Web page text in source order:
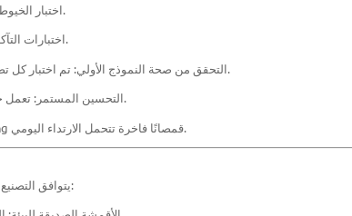
اختبار الخيوط والدرزات: التحقق من قوة الشد والمرونة وثبات اللون.
اختبارات التآكل والغسيل: تضمن طول العمر والحد الأدنى من التشوه.
التحقق من صحة النموذج الأولي: تم اختبار كل تصميم في ظل ظروف العالم الحقيقي قبل الإنتاج الضخم.
التحسين المستمر: تعمل حلقات التغذية الراجعة على تحسين تقنيات ومواد الإنتاج.
من خلال إعطاء الأولوية للجودة، توفر Pinyang Clothing قمصانًا فاخرة تتحمل الارتداء اليومي.
يتوافق التصنيع المستدام مع توقعات المستهلكين ومسؤولية الشركات: